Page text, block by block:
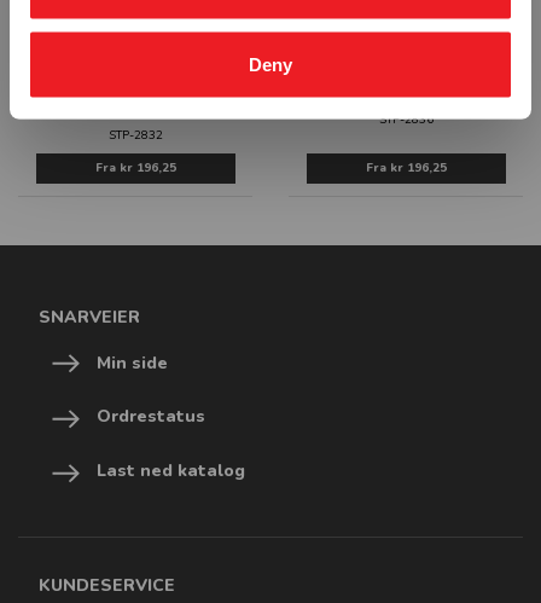
Deny
SYNLIGHETSBEKLEDNING PÅBUDT
STP-2832
Fra kr 196,25
VERNEDRESS PÅBUDT - HVIT PVC
STP-2836
Fra kr 196,25
SNARVEIER
Min side
Ordrestatus
Last ned katalog
KUNDESERVICE